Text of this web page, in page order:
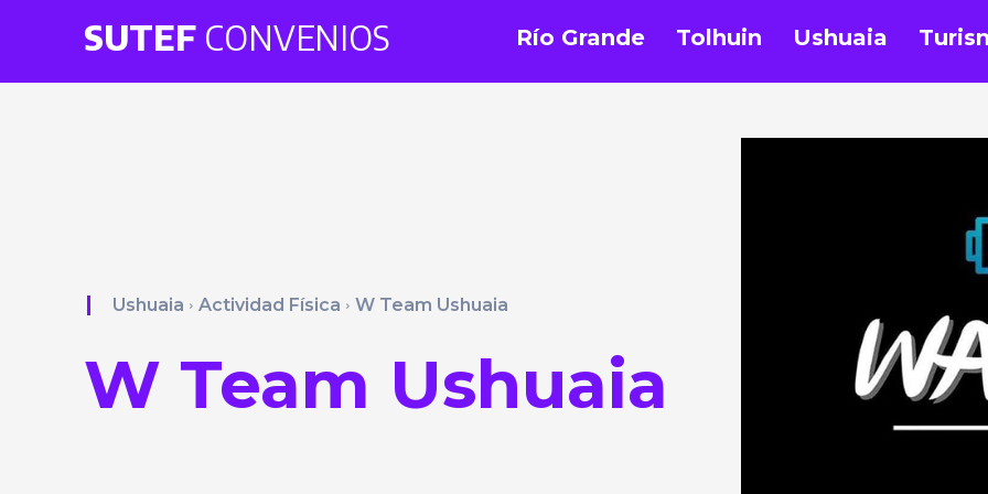
SUTEF CONVENIOS Río Grande Tolhuin Ushuaia
Ushuaia Actividad Física W Team Ushuaia
W Team Ushuaia